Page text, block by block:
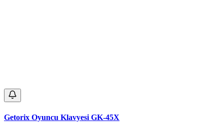
Getorix Oyuncu Klavyesi GK-45X